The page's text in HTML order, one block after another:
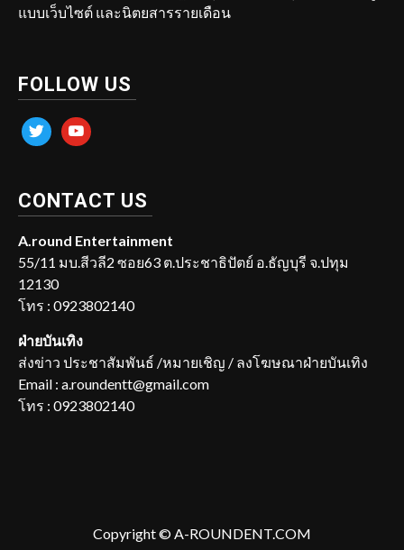
แบบเว็บไซต์ และนิตยสารรายเดือน
FOLLOW US
twitter youtube
CONTACT US
A.round Entertainment
55/11 มบ.สีวลี2 ซอย63 ต.ประชาธิปัตย์ อ.ธัญบุรี จ.ปทุม
12130
โทร : 0923802140
ฝ่ายบันเทิง
ส่งข่าว ประชาสัมพันธ์ /หมายเชิญ / ลงโฆษณาฝ่ายบันเทิง
Email : a.roundentt@gmail.com
โทร : 0923802140
Copyright © A-ROUNDENT.COM